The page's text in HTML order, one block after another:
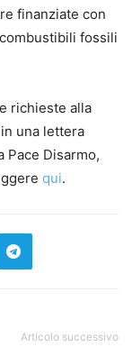
finanziate con
fossili
richieste alla
una lettera
Pace Disarmo,
qui.
Articolo successivo